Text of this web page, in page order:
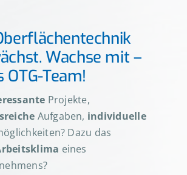
Wachse mit –
Team!
Projekte,
Aufgaben, individuelle
Dazu das
eines